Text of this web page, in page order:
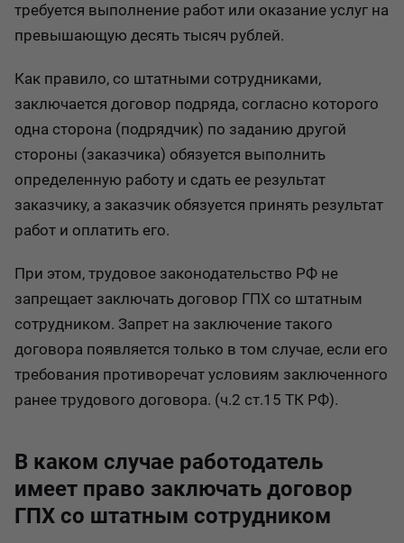
требуется выполнение работ или оказание услуг на
превышающую десять тысяч рублей.
Как правило, со штатными сотрудниками,
заключается договор подряда, согласно которого
одна сторона (подрядчик) по заданию другой
стороны (заказчика) обязуется выполнить
определенную работу и сдать ее результат
заказчику, а заказчик обязуется принять результат
работ и оплатить его.
При этом, трудовое законодательство РФ не
запрещает заключать договор ГПХ со штатным
сотрудником. Запрет на заключение такого
договора появляется только в том случае, если его
требования противоречат условиям заключенного
ранее трудового договора. (ч.2 ст.15 ТК РФ).
В каком случае работодатель
имеет право заключать договор
ГПХ со штатным сотрудником